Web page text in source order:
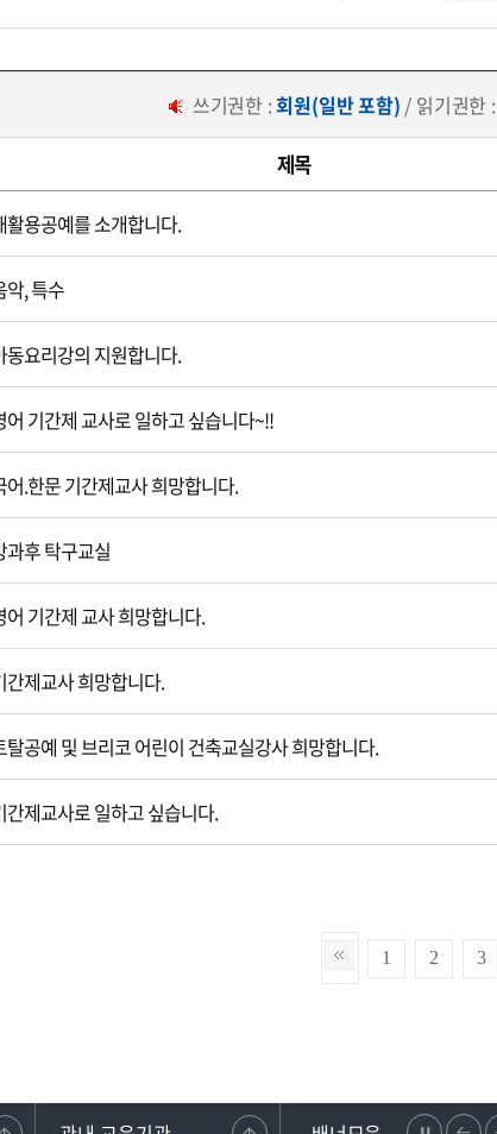
쓰기권한 :회원(일반 포함) / 읽기권한 :
제목
활용공예를 소개합니다.
악, 특수
동요리강의 지원합니다.
어 기간제 교사로 일하고 싶습니다~!!
어.한문 기간제교사 희망합니다.
과후 탁구교실
어 기간제 교사 희망합니다.
간제교사 희망합니다.
탈공예 및 브리코 어린이 건축교실강사 희망합니다.
간제교사로 일하고 싶습니다.
1 2 3